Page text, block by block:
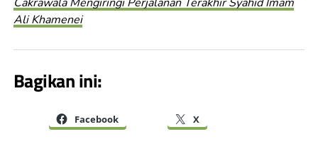
Ali Khamenei
Bagikan ini:
Facebook X